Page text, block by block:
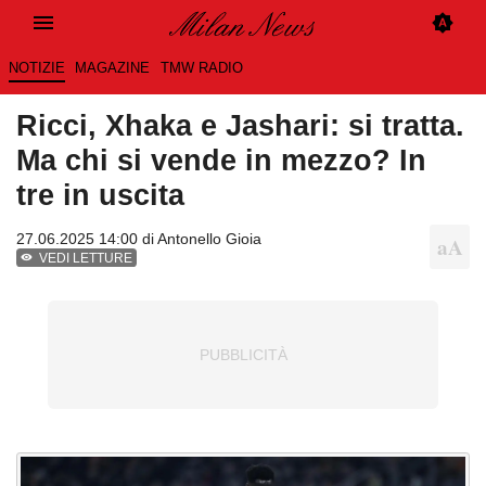
NOTIZIE MAGAZINE TMW RADIO
Ricci, Xhaka e Jashari: si tratta.
Ma chi si vende in mezzo? In
tre in uscita
27.06.2025 14:00 diAntonello Gioia
VEDI LETTURE